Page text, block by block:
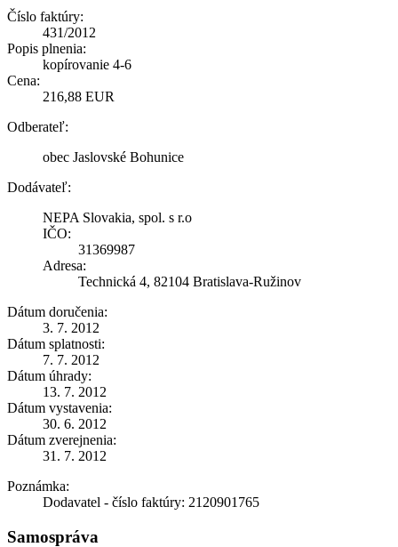
Číslo faktúry:
431/2012
Popis plnenia:
kopírovanie 4-6
Cena:
216,88 EUR
Odberateľ:
obec Jaslovské Bohunice
Dodávateľ:
NEPA Slovakia, spol. s r.o
IČO:
31369987
Adresa:
Technická 4, 82104 Bratislava-Ružinov
Dátum doručenia:
3. 7. 2012
Dátum splatnosti:
7. 7. 2012
Dátum úhrady:
13. 7. 2012
Dátum vystavenia:
30. 6. 2012
Dátum zverejnenia:
31. 7. 2012
Poznámka:
Dodavatel - číslo faktúry: 2120901765
Samospráva